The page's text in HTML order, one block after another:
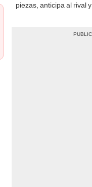
piezas, anticipa al rival y